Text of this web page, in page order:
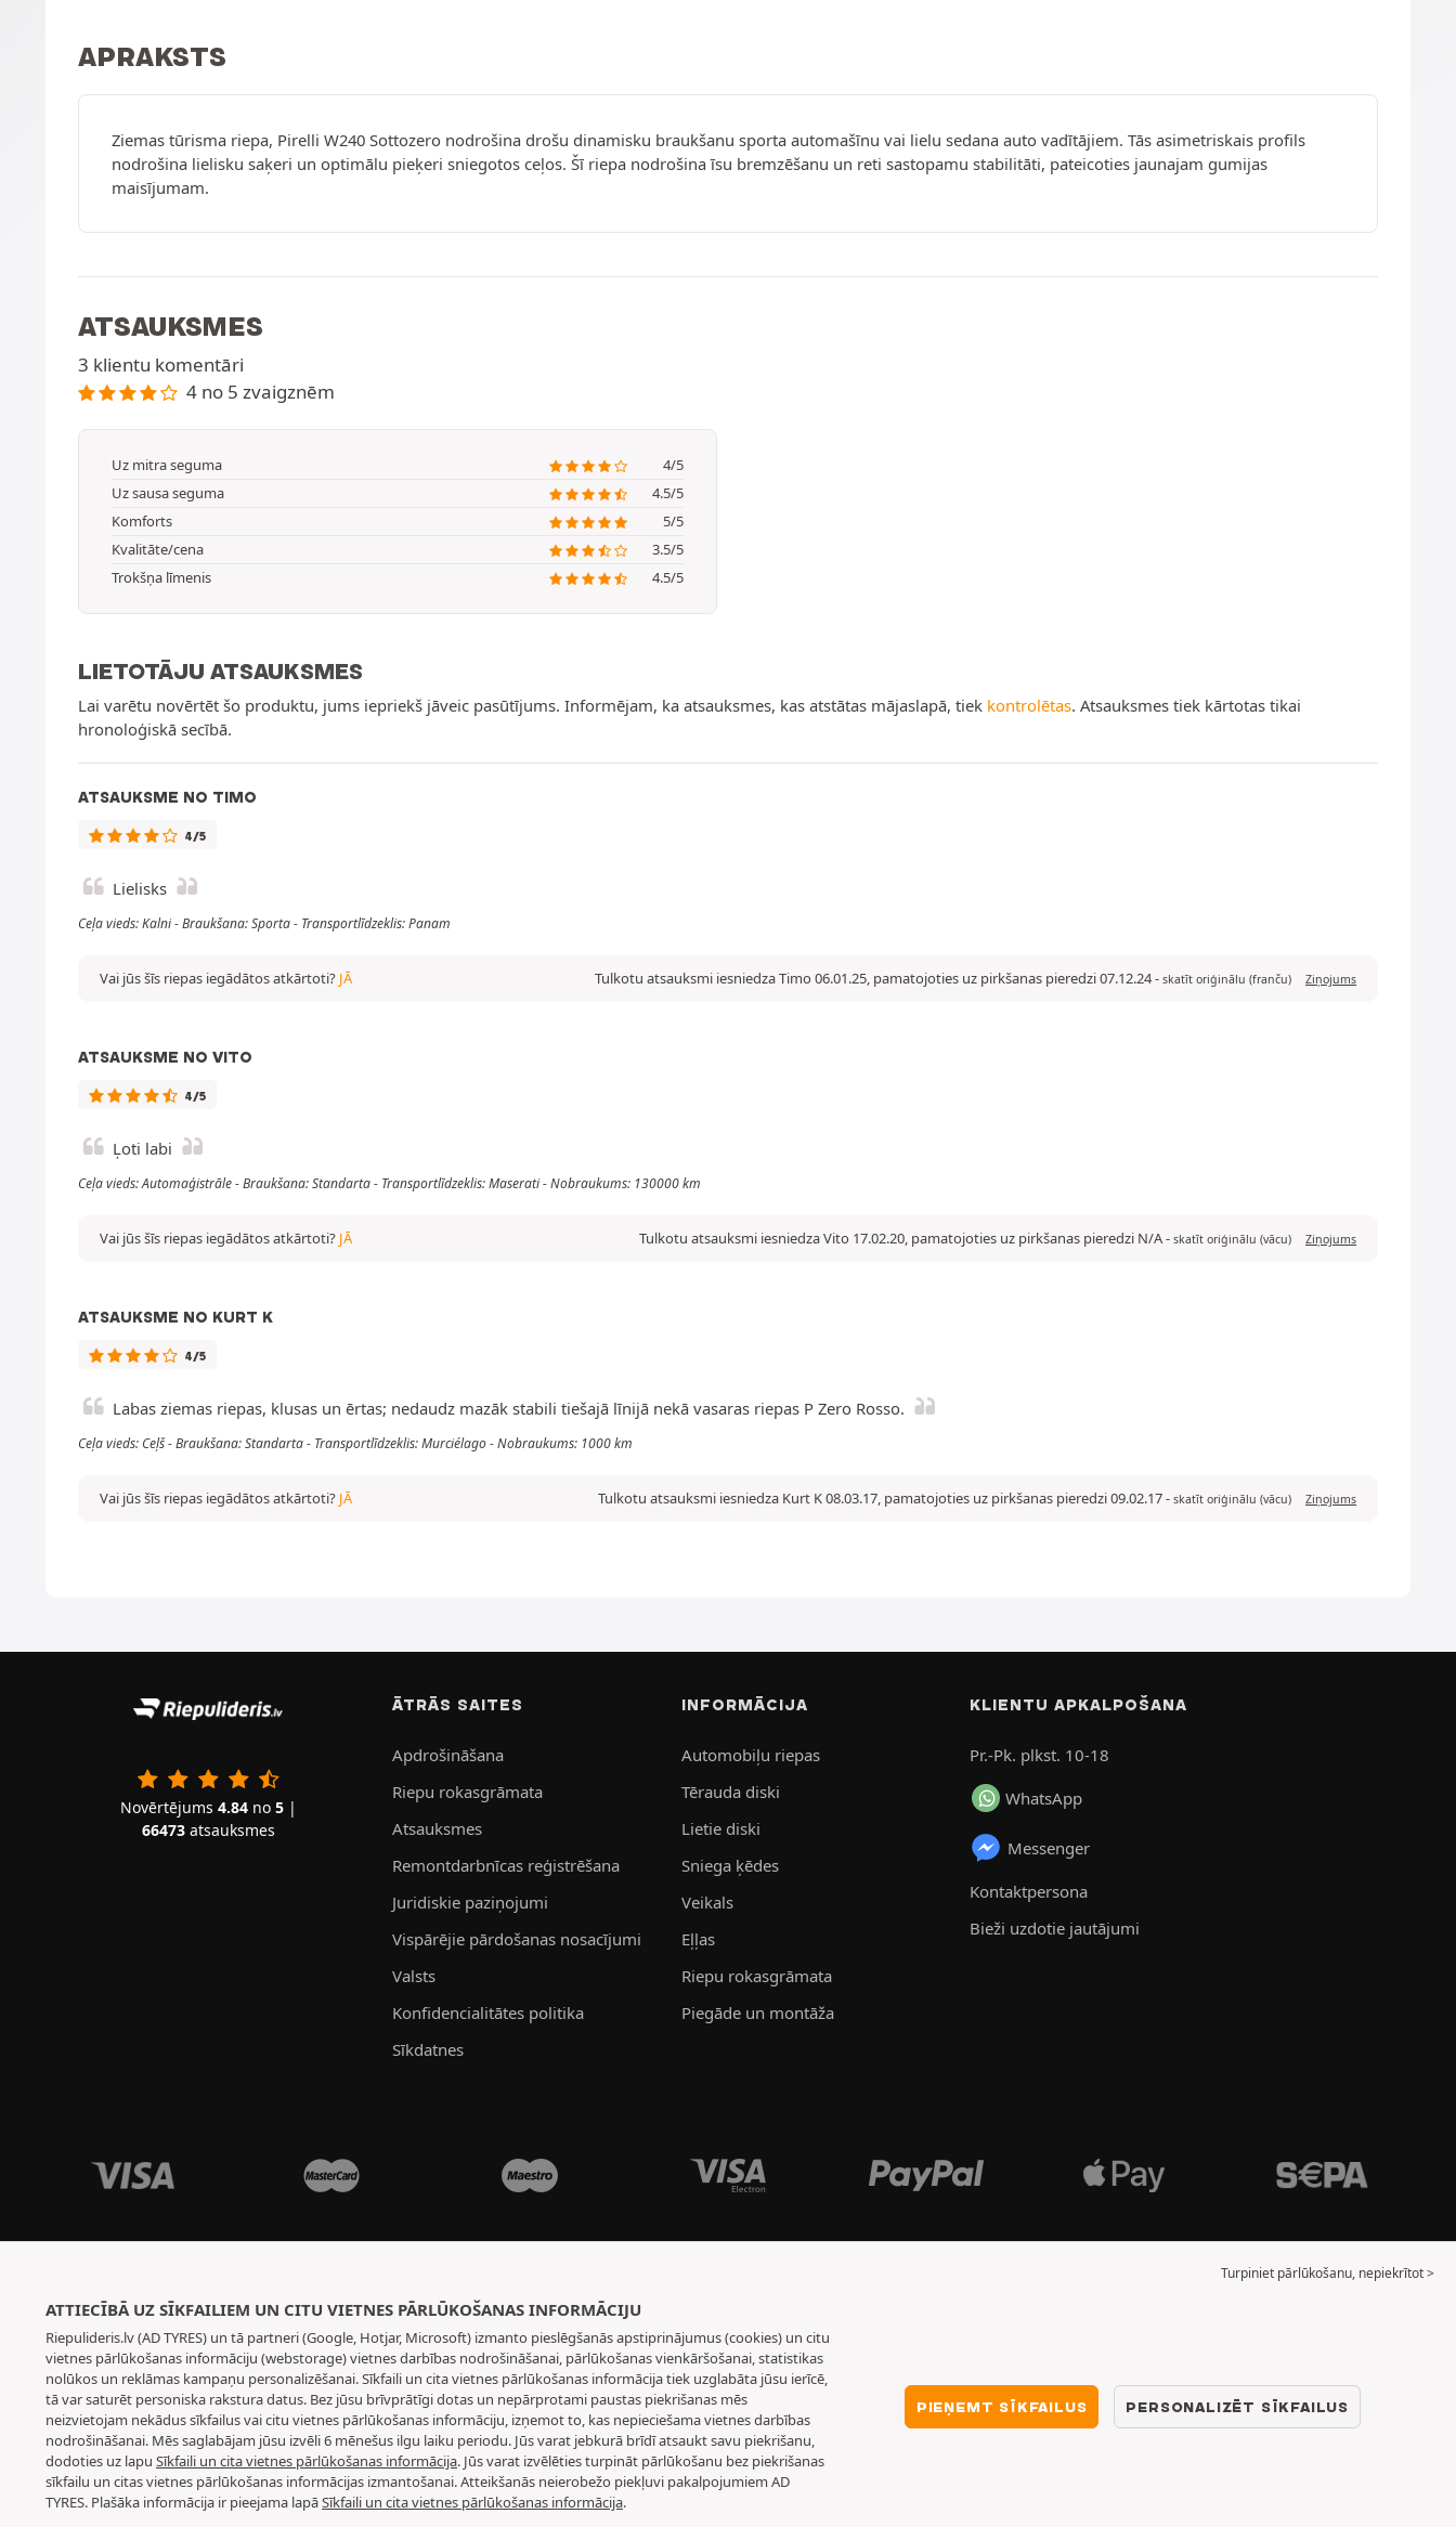
APRAKSTS
Ziemas tūrisma riepa, Pirelli W240 Sottozero nodrošina drošu dinamisku braukšanu sporta automašīnu vai lielu sedana auto vadītājiem. Tās asimetriskais profils
nodrošina lielisku saķeri un optimālu pieķeri sniegotos ceļos. Šī riepa nodrošina īsu bremzēšanu un reti sastopamu stabilitāti, pateicoties jaunajam gumijas
maisījumam.
ATSAUKSMES
3 klientu komentāri
4 no 5 zvaigznēm
Uz mitra seguma
4/5
Uz sausa seguma
4.5/5
Komforts
5/5
Kvalitāte/cena
3.5/5
Trokšņa līmenis
4.5/5
LIETOTĀJU ATSAUKSMES
Lai varētu novērtēt šo produktu, jums iepriekš jāveic pasūtījums. Informējam, ka atsauksmes, kas atstātas mājaslapā, tiek kontrolētas. Atsauksmes tiek kārtotas tikai
hronoloģiskā secībā.
ATSAUKSME NO TIMO
4/5
Lielisks
Ceļa vieds: Kalni - Braukšana: Sporta - Transportlīdzeklis: Panam
Tulkotu atsauksmi iesniedza Timo 06.01.25, pamatojoties uz pirkšanas pieredzi 07.12.24- skatīt oriģinālu (franču) Ziņojums
Vai jūs šīs riepas iegādātos atkārtoti? JĀ
ATSAUKSME NO VITO
4/5
Ļoti labi
Ceļa vieds: Automaģistrāle - Braukšana: Standarta - Transportlīdzeklis: Maserati - Nobraukums: 130000 km
Tulkotu atsauksmi iesniedza Vito 17.02.20, pamatojoties uz pirkšanas pieredzi N/A- skatīt oriģinālu (vācu) Ziņojums
Vai jūs šīs riepas iegādātos atkārtoti? JĀ
ATSAUKSME NO KURT K
4/5
Labas ziemas riepas, klusas un ērtas; nedaudz mazāk stabili tiešajā līnijā nekā vasaras riepas P Zero Rosso.
Ceļa vieds: Ceļš - Braukšana: Standarta - Transportlīdzeklis: Murciélago - Nobraukums: 1000 km
Tulkotu atsauksmi iesniedza Kurt K 08.03.17, pamatojoties uz pirkšanas pieredzi 09.02.17- skatīt oriģinālu (vācu) Ziņojums
Vai jūs šīs riepas iegādātos atkārtoti? JĀ
Novērtējums 4.84no 5|
66473atsauksmes
ĀTRĀS SAITES
Apdrošināšana
Riepu rokasgrāmata
Atsauksmes
Remontdarbnīcas reģistrēšana
Juridiskie paziņojumi
Vispārējie pārdošanas nosacījumi
Valsts
Konfidencialitātes politika
Sīkdatnes
INFORMĀCIJA
Automobiļu riepas
Tērauda diski
Lietie diski
Sniega ķēdes
Veikals
Eļļas
Riepu rokasgrāmata
Piegāde un montāža
KLIENTU APKALPOŠANA
Pr.-Pk. plkst. 10-18
WhatsApp
Messenger
Kontaktpersona
Bieži uzdotie jautājumi
Turpiniet pārlūkošanu, nepiekrītot >
ATTIECĪBĀ UZ SĪKFAILIEM UN CITU VIETNES PĀRLŪKOŠANAS INFORMĀCIJU
Riepulideris.lv (AD TYRES) un tā partneri (Google, Hotjar, Microsoft) izmanto pieslēgšanās apstiprinājumus (cookies) un citu
vietnes pārlūkošanas informāciju (webstorage) vietnes darbības nodrošināšanai, pārlūkošanas vienkāršošanai, statistikas
nolūkos un reklāmas kampaņu personalizēšanai. Sīkfaili un cita vietnes pārlūkošanas informācija tiek uzglabāta jūsu ierīcē,
tā var saturēt personiska rakstura datus. Bez jūsu brīvprātīgi dotas un nepārprotami paustas piekrišanas mēs
neizvietojam nekādus sīkfailus vai citu vietnes pārlūkošanas informāciju, izņemot to, kas nepieciešama vietnes darbības
nodrošināšanai. Mēs saglabājam jūsu izvēli 6 mēnešus ilgu laiku periodu. Jūs varat jebkurā brīdī atsaukt savu piekrišanu,
dodoties uz lapu Sīkfaili un cita vietnes pārlūkošanas informācija. Jūs varat izvēlēties turpināt pārlūkošanu bez piekrišanas
sīkfailu un citas vietnes pārlūkošanas informācijas izmantošanai. Atteikšanās neierobežo piekļuvi pakalpojumiem AD
TYRES. Plašāka informācija ir pieejama lapāSīkfaili un cita vietnes pārlūkošanas informācija.
PIEŅEMT SĪKFAILUS PERSONALIZĒT SĪKFAILUS